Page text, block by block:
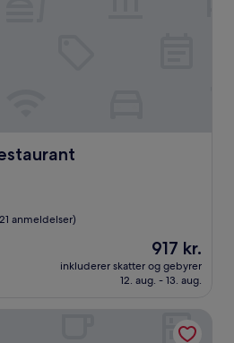
anmeldelser)
Prisen
er
917 kr.
917 kr.
inkluderer skatter og gebyrer
12. aug. - 13. aug.